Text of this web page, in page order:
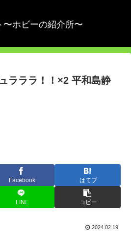
〜ホビーの紹介所〜
ラララ！！×2 平和島静
Facebook はてブ
LINE コピー
2024.02.19